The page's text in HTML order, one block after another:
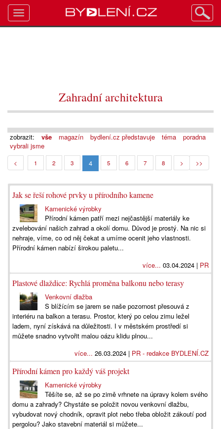
Zahradní architektura
zobrazit: vše magazín bydlení.cz představuje téma
poradna
vybrali jsme
< 1 2 3 4 5 6 7 8 > >>
Jak se řeší rohové prvky u přírodního kamene
Kamenické výrobky
Přírodní kámen patří mezi nejčastější materiály ke
zvelebování našich zahrad a okolí domu. Důvod je prostý. Na nic si
nehraje, víme, co od něj čekat a umíme ocenit jeho vlastnosti.
Přírodní kámen nabízí širokou paletu...
více... 03.04.2024 | PR
Plastové dlaždice: Rychlá proměna balkonu nebo terasy
Venkovní dlažba
S blížícím se jarem se naše pozornost přesouvá z
interiéru na balkon a terasu. Prostor, který po celou zimu ležel
ladem, nyní získává na důležitosti. I v městském prostředí si
můžete snadno vytvořit malou oázu klidu plnou...
více... 26.03.2024 | PR - redakce BYDLENÍ.CZ
Přírodní kámen pro každý váš projekt
Kamenické výrobky
Těšíte se, až se po zimě vrhnete na úpravy kolem svého
domu a zahrady? Chystáte se položit novou venkovní dlažbu,
vybudovat nový chodník, opravit plot nebo třeba obložit zákoutí pod
pergolou? Jako stavební materiál si můžete...
Toggle
navigation